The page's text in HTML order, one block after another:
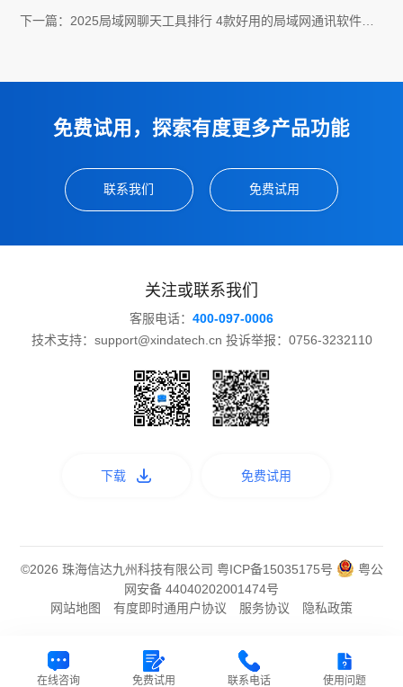
下一篇：2025局域网聊天工具排行 4款好用的局域网通讯软件推
免费试用，探索有度更多产品功能
联系我们 免费试用
在线咨询 免费试用 联系电话 使用问题
关注或联系我们
客服电话： 400-097-0006
技术支持：support@xindatech.cn 投诉举报：0756-3232110
下载 免费试用
©2026 珠海信达九州科技有限公司 粤ICP备15035175号
粤公
网安备 44040202001474号
网站地图
有度即时通用户协议 服务协议 隐私政策